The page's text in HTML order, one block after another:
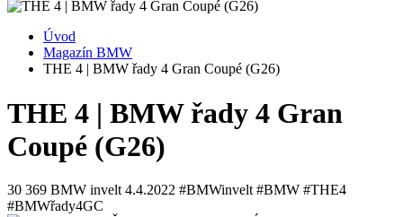
Úvod
Magazín BMW
THE 4 | BMW řady 4 Gran Coupé (G26)
THE 4 | BMW řady 4 Gran
Coupé (G26)
30 369 BMW invelt 4.4.2022 #BMWinvelt #BMW #THE4
#BMWřady4GC